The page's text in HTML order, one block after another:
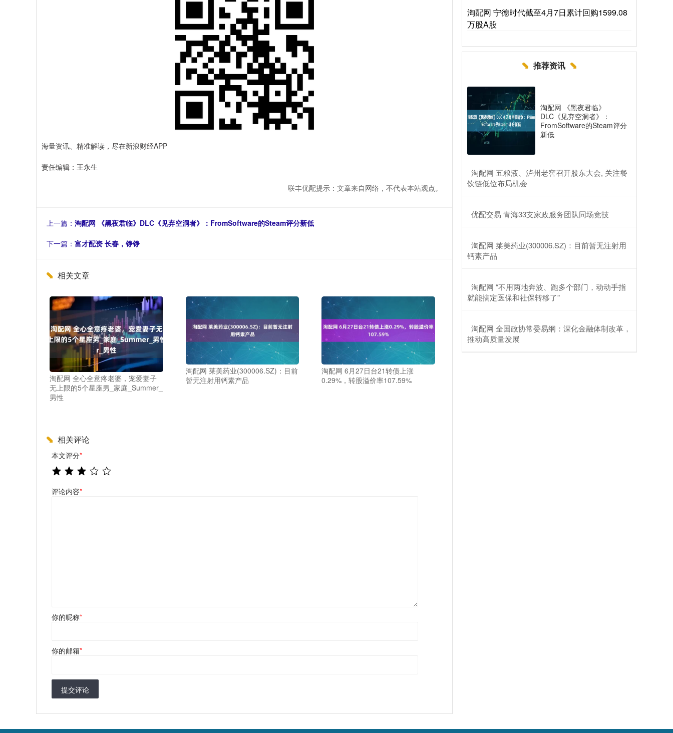
海量资讯、精准解读，尽在新浪财经APP
责任编辑：王永生
联丰优配提示：文章来自网络，不代表本站观点。
上一篇： 淘配网 《黑夜君临》DLC《见弃空洞者》：FromSoftware的Steam评分新低
下一篇： 富才配资 长春，铮铮
相关文章
淘配网 全心全意疼老婆，宠爱妻子
无上限的5个星座男_家庭_Summer_
男性
淘配网 莱美药业(300006.SZ)：目前
暂无注射用钙素产品
淘配网 6月27日台21转债上涨
0.29%，转股溢价率107.59%
相关评论
本文评分*
评论内容*
你的昵称*
你的邮箱*
提交评论
淘配网 宁德时代截至4月7日累计回购1599.08
万股A股
推荐资讯
淘配网 《黑夜君临》
DLC《见弃空洞者》：
FromSoftware的Steam评分
新低
​淘配网 五粮液、泸州老窖召开股东大会, 关注餐
饮链低位布局机会
​优配交易 青海33支家政服务团队同场竞技
​淘配网 莱美药业(300006.SZ)：目前暂无注射用
钙素产品
​淘配网 “不用两地奔波、跑多个部门，动动手指
就能搞定医保和社保转移了”
​淘配网 全国政协常委易纲：深化金融体制改革，
推动高质量发展